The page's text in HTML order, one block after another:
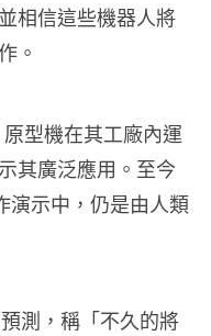
相信這些機器人將
。
型機在其工廠內運
其廣泛應用。至今
演示中，仍是由人類
測，稱「不久的將